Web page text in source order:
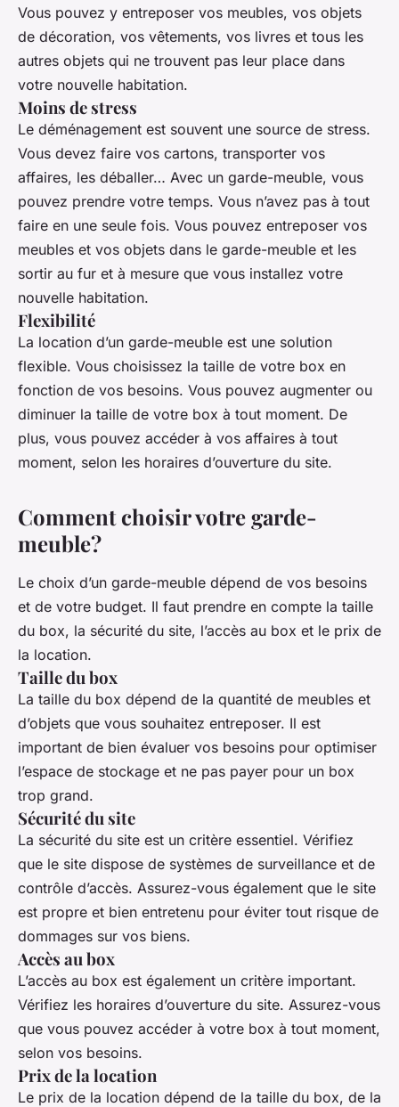
Vous pouvez y entreposer vos meubles, vos objets
de décoration, vos vêtements, vos livres et tous les
autres objets qui ne trouvent pas leur place dans
votre nouvelle habitation.
Moins de stress
Le déménagement est souvent une source de stress.
Vous devez faire vos cartons, transporter vos
affaires, les déballer… Avec un garde-meuble, vous
pouvez prendre votre temps. Vous n’avez pas à tout
faire en une seule fois. Vous pouvez entreposer vos
meubles et vos objets dans le garde-meuble et les
sortir au fur et à mesure que vous installez votre
nouvelle habitation.
Flexibilité
La location d’un garde-meuble est une solution
flexible. Vous choisissez la taille de votre box en
fonction de vos besoins. Vous pouvez augmenter ou
diminuer la taille de votre box à tout moment. De
plus, vous pouvez accéder à vos affaires à tout
moment, selon les horaires d’ouverture du site.
Comment choisir votre garde-
meuble?
Le choix d’un garde-meuble dépend de vos besoins
et de votre budget. Il faut prendre en compte la taille
du box, la sécurité du site, l’accès au box et le prix de
la location.
Taille du box
La taille du box dépend de la quantité de meubles et
d’objets que vous souhaitez entreposer. Il est
important de bien évaluer vos besoins pour optimiser
l’espace de stockage et ne pas payer pour un box
trop grand.
Sécurité du site
La sécurité du site est un critère essentiel. Vérifiez
que le site dispose de systèmes de surveillance et de
contrôle d’accès. Assurez-vous également que le site
est propre et bien entretenu pour éviter tout risque de
dommages sur vos biens.
Accès au box
L’accès au box est également un critère important.
Vérifiez les horaires d’ouverture du site. Assurez-vous
que vous pouvez accéder à votre box à tout moment,
selon vos besoins.
Prix de la location
Le prix de la location dépend de la taille du box, de la